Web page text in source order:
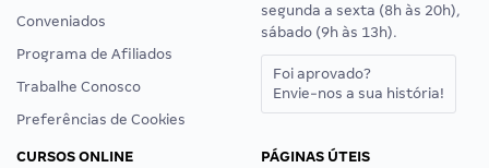
Conveniados
Programa de Afiliados
Trabalhe Conosco
Preferências de Cookies
segunda a sexta (8h às 20h),
sábado (9h às 13h).
Foi aprovado?
Envie-nos a sua história!
CURSOS ONLINE
PÁGINAS ÚTEIS